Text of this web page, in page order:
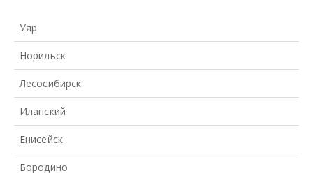
Уяр
Норильск
Лесосибирск
Иланский
Енисейск
Бородино